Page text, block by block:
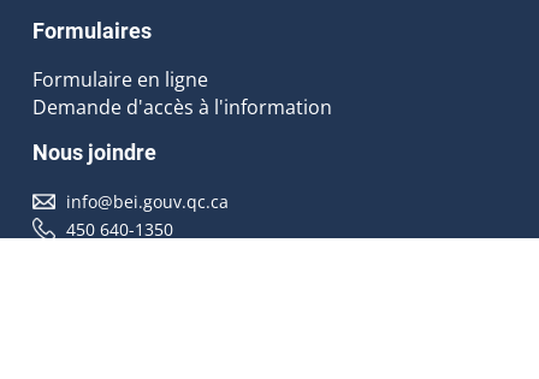
Formulaires
Formulaire en ligne
Demande d'accès à l'information
Nous joindre
info@bei.gouv.qc.ca
450 640-1350